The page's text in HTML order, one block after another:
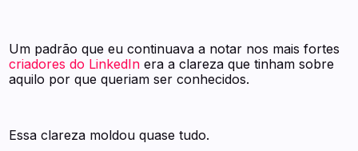
Um padrão que eu continuava a notar nos mais fortes
criadores do LinkedIn era a clareza que tinham sobre
aquilo por que queriam ser conhecidos.
Essa clareza moldou quase tudo.